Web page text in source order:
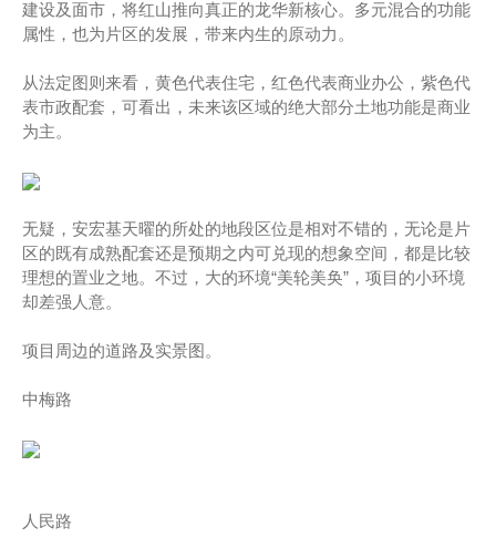
建设及面市，将红山推向真正的龙华新核心。多元混合的功能
属性，也为片区的发展，带来内生的原动力。
从法定图则来看，黄色代表住宅，红色代表商业办公，紫色代
表市政配套，可看出，未来该区域的绝大部分土地功能是商业
为主。
无疑，安宏基天曜的所处的地段区位是相对不错的，无论是片
区的既有成熟配套还是预期之内可兑现的想象空间，都是比较
理想的置业之地。不过，大的环境“美轮美奂”，项目的小环境
却差强人意。
项目周边的道路及实景图。
中梅路
人民路